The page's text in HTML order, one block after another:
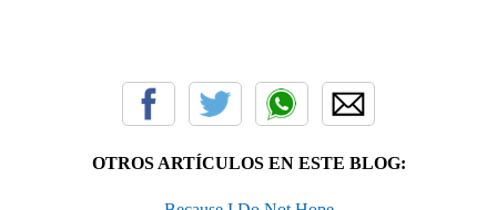
OTROS ARTÍCULOS EN ESTE BLOG: